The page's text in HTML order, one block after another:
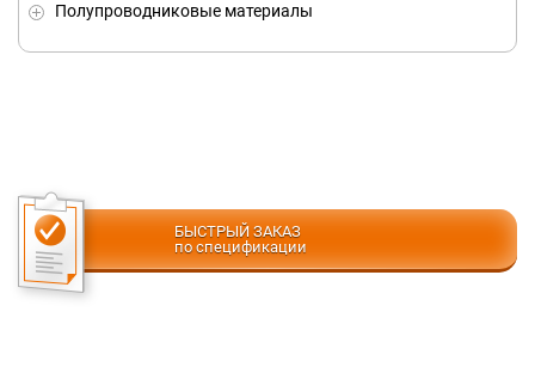
Полупроводниковые материалы
БЫСТРЫЙ ЗАКАЗ
по спецификации